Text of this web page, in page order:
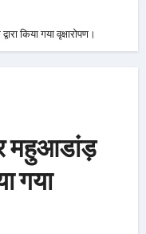
किया गया वृक्षारोपण।
महुआडांड़
गया